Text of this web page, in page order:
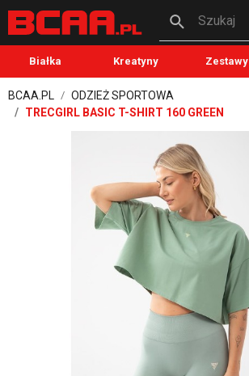
Szukaj
Białka Kreatyny Zestawy
BCAA.PL
ODZIEŻ SPORTOWA
TRECGIRL BASIC T-SHIRT 160 GREEN